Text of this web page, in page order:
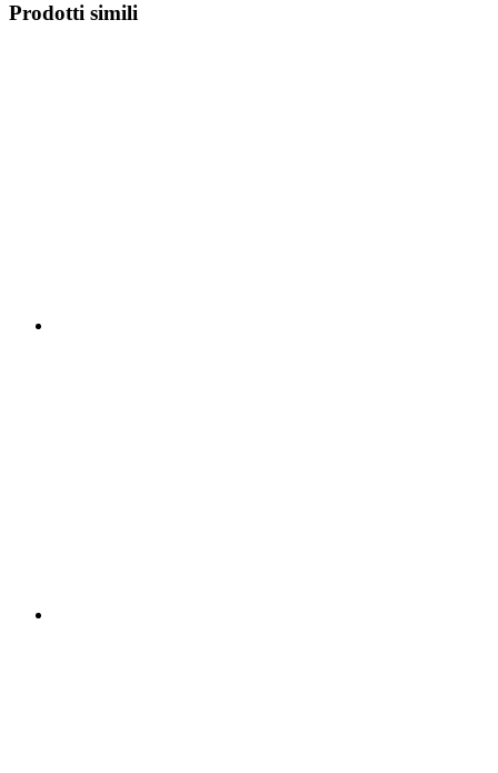
Prodotti simili